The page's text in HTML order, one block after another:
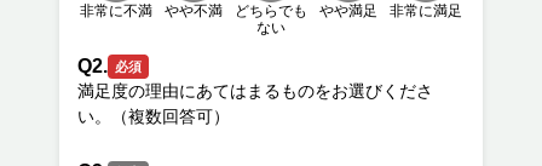
非常に不満 やや不満
どちらでも
ない
やや満足 非常に満足
Q2. 必須
満足度の理由にあてはまるものをお選びくださ